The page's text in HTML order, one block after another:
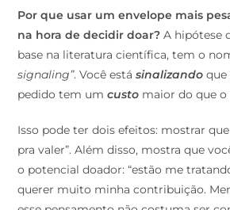
Por que usar um envelope mais
na hora de decidir doar? A hipótese
base na literatura científica, tem o
signaling”. Você estásinalizando que
pedido tem umcusto maior do que o
Isso pode ter dois efeitos: mostrar
pra valer”. Além disso, mostra que
o potencial doador: “estão me
querer muito minha contribuição.